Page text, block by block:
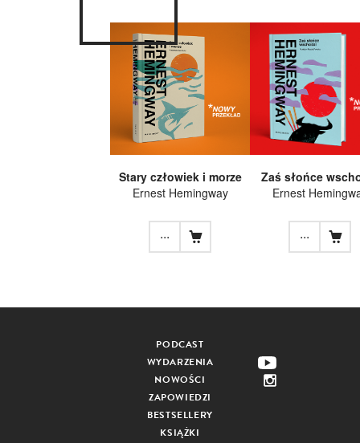
Stary człowiek i morze
Ernest Hemingway
...
Zaś słońce
Ernest
...
PODCAST
WYDARZENIA
NOWOŚCI
ZAPOWIEDZI
BESTSELLERY
KSIĄŻKI